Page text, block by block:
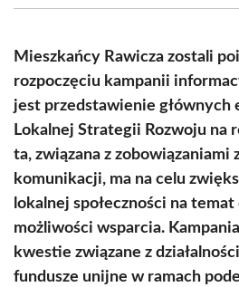
(Twitter)
Mieszkańcy Rawicza zostali
rozpoczęciu kampanii
jest przedstawienie głównych
Lokalnej Strategii Rozwoju na
ta, związana z zobowiązaniami
komunikacji, ma na celu
lokalnej społeczności na
możliwości wsparcia.
kwestie związane z
fundusze unijne w ramach